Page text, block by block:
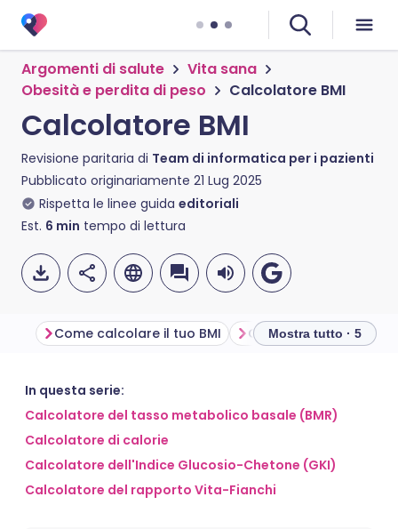
Argomenti di salute
Vita sana
Obesità e perdita di peso
Calcolatore BMI
Calcolatore BMI
Revisione paritaria di Team di informatica per i pazienti
Pubblicato originariamente 21 Lug 2025
Rispetta le linee guida editoriali
Est. 6 min tempo di lettura
Condividi su Facebook
Condividi su LinkedIn
🇪🇸 Español
🇮🇹 Italiano
Come calcolare il tuo BMI Mostra tutto · 5
In questa serie:
Calcolatore del tasso metabolico basale (BMR)
Calcolatore di calorie
Calcolatore dell'Indice Glucosio-Chetone (GKI)
Calcolatore del rapporto Vita-Fianchi